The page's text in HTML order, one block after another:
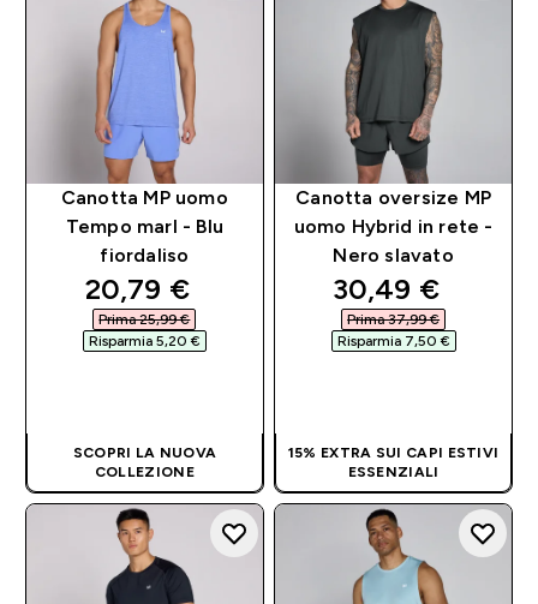
Canotta MP uomo
Tempo marl - Blu
fiordaliso
discounted price
20,79 €‎
Prima 25,99 €‎
Risparmia 5,20 €‎
SCOPRI LA NUOVA
COLLEZIONE
Canotta oversize MP
uomo Hybrid in rete -
Nero slavato
discounted
30,49 €‎
Prima 37,99 €‎
Risparmia 7,50 €‎
15% EXTRA SUI CAPI ESTIVI
ESSENZIALI